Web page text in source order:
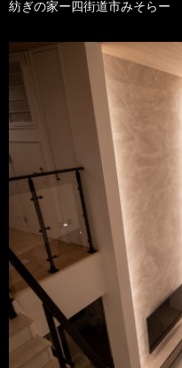
紡ぎの家ー四街道市みそらー